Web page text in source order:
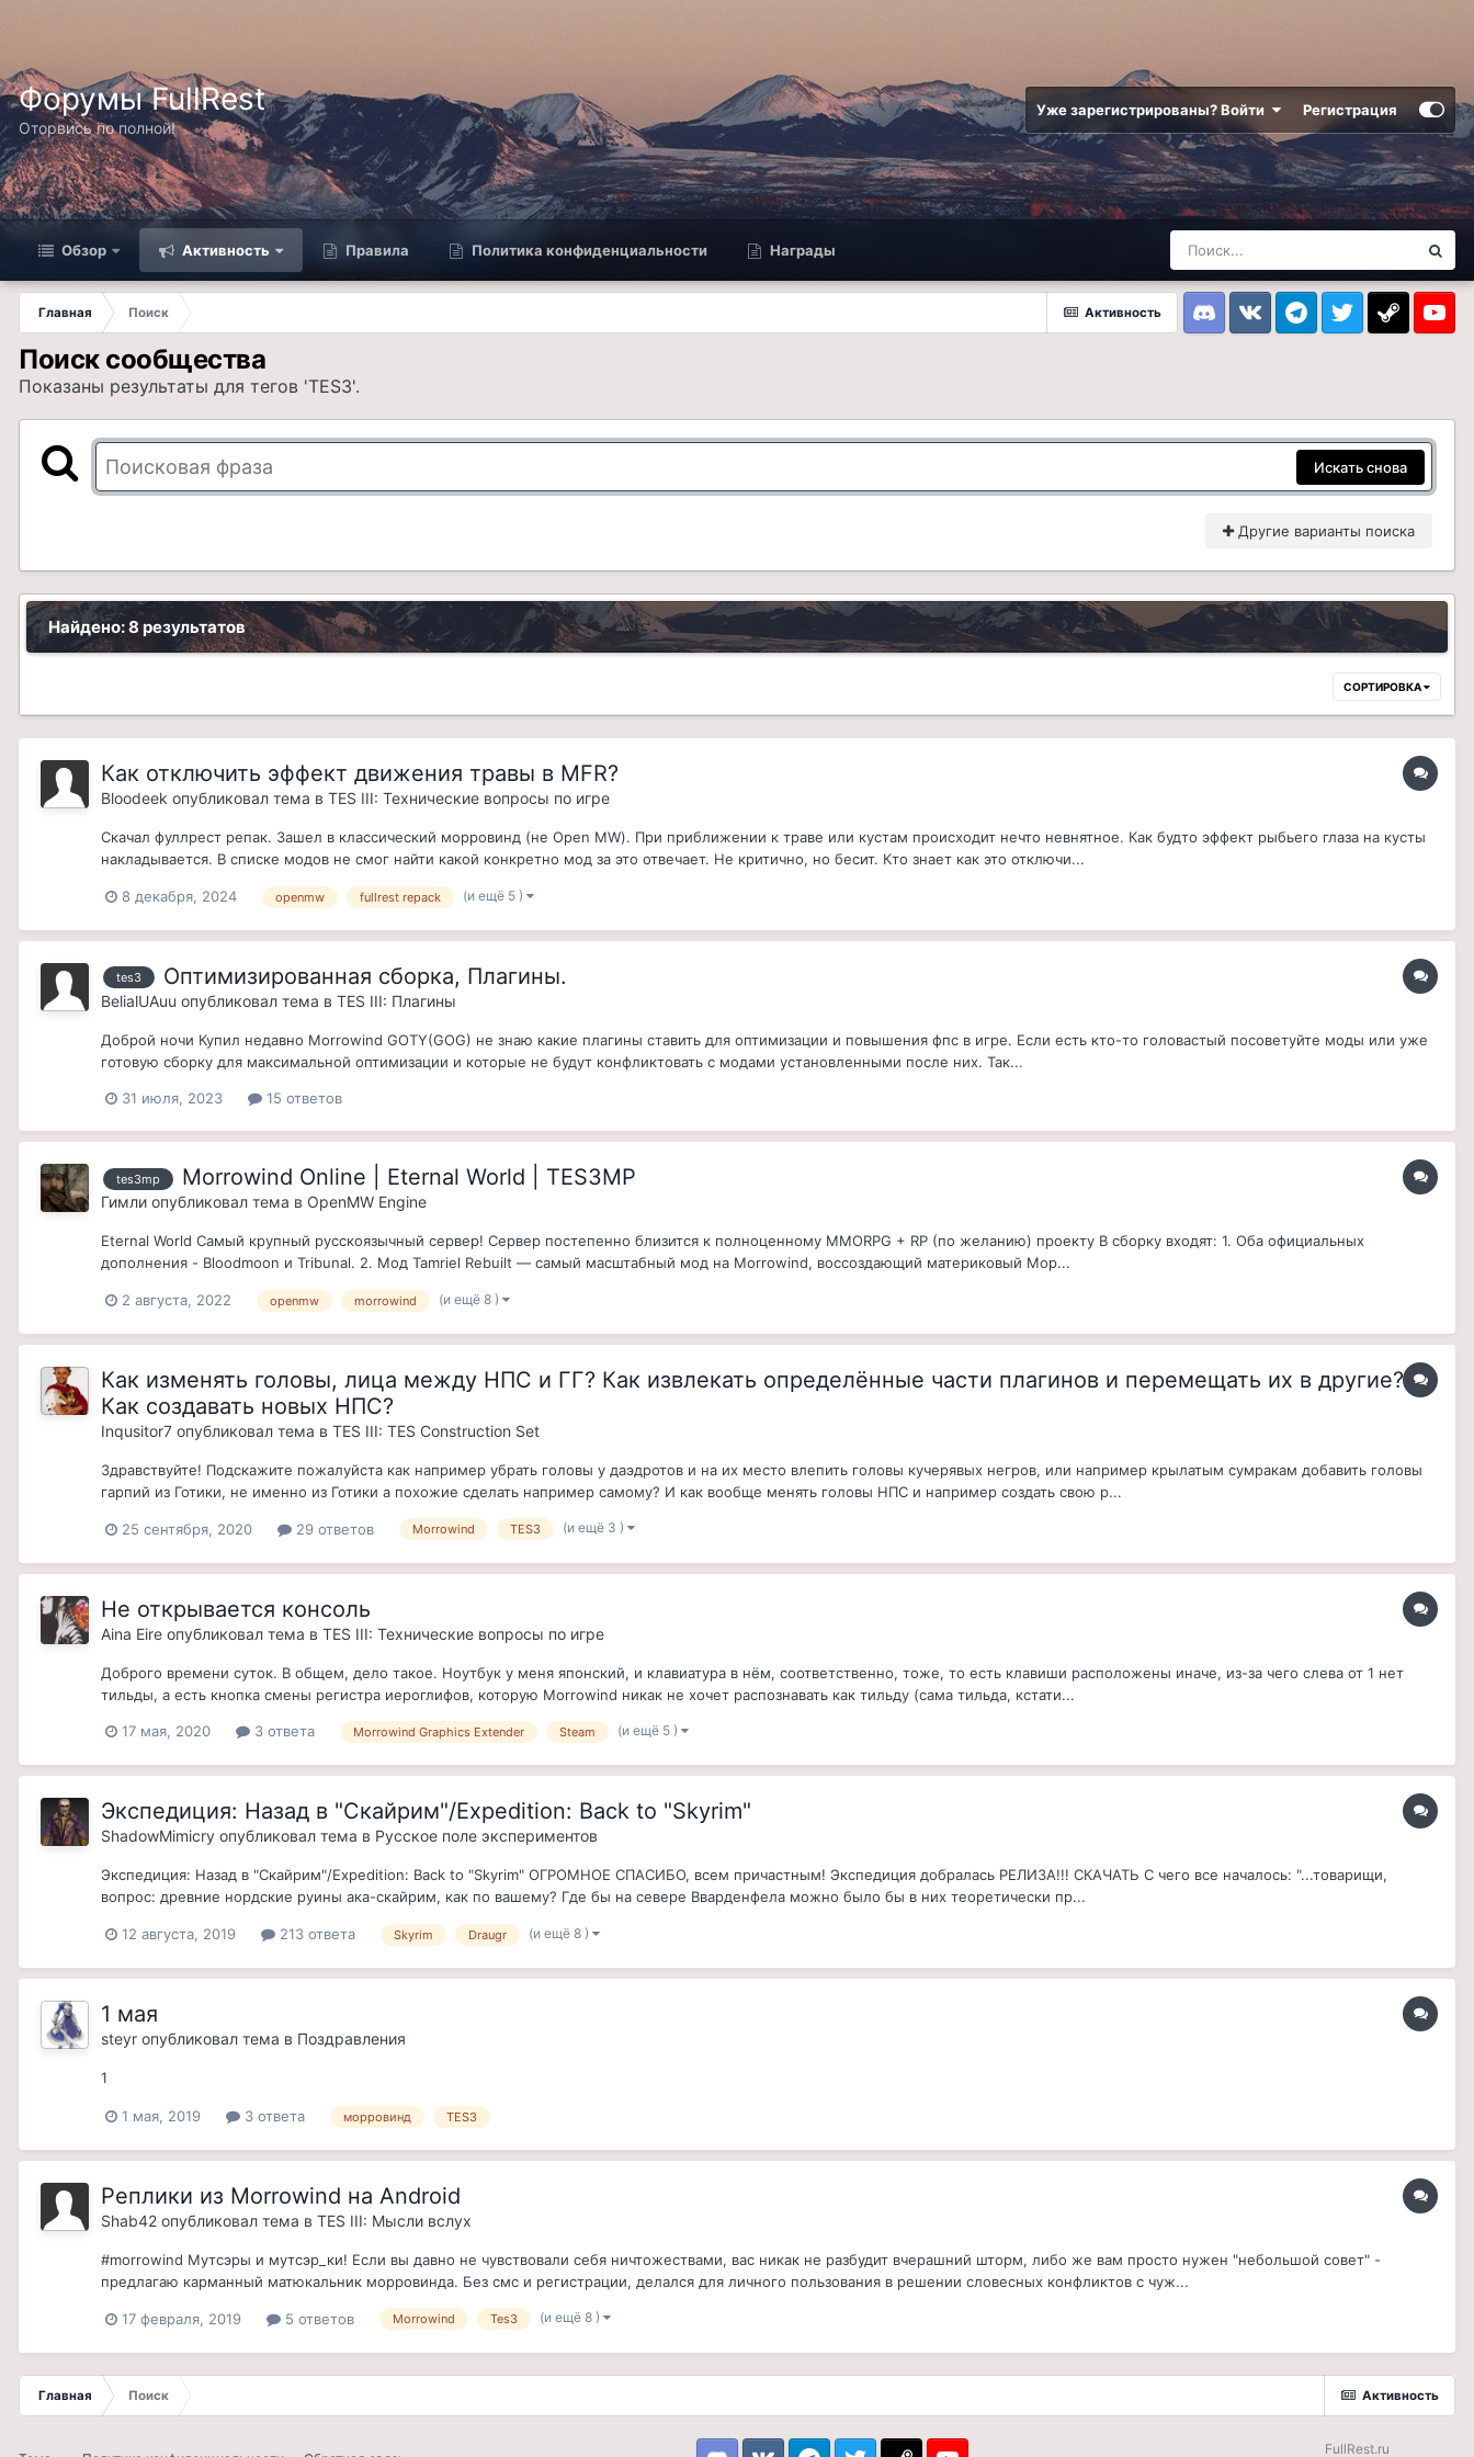
Форумы FullRest
Оторвись по полной!
Уже зарегистрированы? Войти Регистрация
Обзор Активность Правила Политика конфиденциальности Награды
Активность
Главная
Поиск
DiscordVK TelegramTwitter Steam
Поиск сообщества
Показаны результаты для тегов 'TES3'.
Искать снова
Другие варианты поиска
Найдено: 8 результатов
СОРТИРОВКА
Как отключить эффект движения травы в MFR?
Bloodeek опубликовал тема в TES III: Технические вопросы по игре
Скачал фуллрест репак. Зашел в классический морровинд (не Open MW). При приближении к траве или кустам происходит нечто невнятное. Как будто эффект рыбьего глаза на кусты
накладывается. В списке модов не смог найти какой конкретно мод за это отвечает. Не критично, но бесит. Кто знает как это отключи...
8 декабря, 2024 openmw fullrest repack (и ещё 5 )
tes3 Оптимизированная сборка, Плагины.
BelialUAuu опубликовал тема в TES III: Плагины
Доброй ночи Купил недавно Morrowind GOTY(GOG) не знаю какие плагины ставить для оптимизации и повышения фпс в игре. Если есть кто-то головастый посоветуйте моды или уже
готовую сборку для максимальной оптимизации и которые не будут конфликтовать с модами установленными после них. Так...
31 июля, 2023 15 ответов
tes3mp Morrowind Online | Eternal World | TES3MP
Гимли опубликовал тема в OpenMW Engine
Eternal World Самый крупный русскоязычный сервер! Сервер постепенно близится к полноценному MMORPG + RP (по желанию) проекту В сборку входят: 1. Оба официальных
дополнения - Bloodmoon и Tribunal. 2. Мод Tamriel Rebuilt — самый масштабный мод на Morrowind, воссоздающий материковый Мор...
2 августа, 2022 openmw morrowind (и ещё 8 )
Как изменять головы, лица между НПС и ГГ? Как извлекать определённые части плагинов и перемещать их в другие?
Как создавать новых НПС?
Inqusitor7 опубликовал тема в TES III: TES Construction Set
Здравствуйте! Подскажите пожалуйста как например убрать головы у даэдротов и на их место влепить головы кучерявых негров, или например крылатым сумракам добавить головы
гарпий из Готики, не именно из Готики а похожие сделать например самому? И как вообще менять головы НПС и например создать свою р...
25 сентября, 2020 29 ответов Morrowind TES3 (и ещё 3 )
Не открывается консоль
Aina Eire опубликовал тема в TES III: Технические вопросы по игре
Доброго времени суток. В общем, дело такое. Ноутбук у меня японский, и клавиатура в нём, соответственно, тоже, то есть клавиши расположены иначе, из-за чего слева от 1 нет
тильды, а есть кнопка смены регистра иероглифов, которую Morrowind никак не хочет распознавать как тильду (сама тильда, кстати...
17 мая, 2020 3 ответа Morrowind Graphics Extender Steam (и ещё 5 )
Экспедиция: Назад в "Скайрим"/Expedition: Back to "Skyrim"
ShadowMimicry опубликовал тема в Русское поле экспериментов
Экспедиция: Назад в "Скайрим"/Expedition: Back to "Skyrim" ОГРОМНОЕ СПАСИБО, всем причастным! Экспедиция добралась РЕЛИЗА!!! СКАЧАТЬ С чего все началось: "...товарищи,
вопрос: древние нордские руины ака-скайрим, как по вашему? Где бы на севере Вварденфела можно было бы в них теоретически пр...
12 августа, 2019 213 ответа Skyrim Draugr (и ещё 8 )
1 мая
steyr опубликовал тема в Поздравления
1
1 мая, 2019 3 ответа морровинд TES3
Реплики из Morrowind на Android
Shab42 опубликовал тема в TES III: Мысли вслух
#morrowind Мутсэры и мутсэр_ки! Если вы давно не чувствовали себя ничтожествами, вас никак не разбудит вчерашний шторм, либо же вам просто нужен "небольшой совет" -
предлагаю карманный матюкальник морровинда. Без смс и регистрации, делался для личного пользования в решении словесных конфликтов с чуж...
17 февраля, 2019 5 ответов Morrowind Tes3 (и ещё 8 )
Активность
Главная Поиск
FullRest.ru